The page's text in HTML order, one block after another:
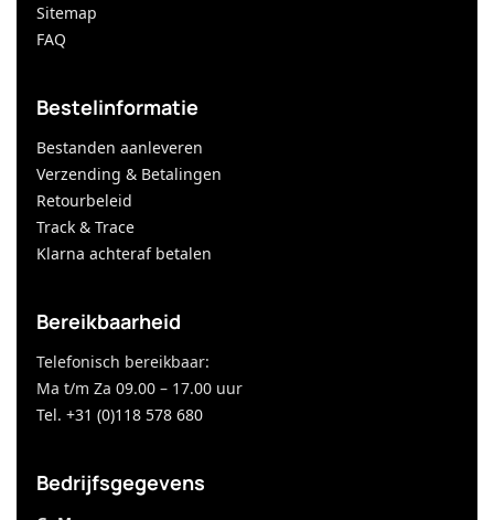
Sitemap
FAQ
Bestelinformatie
Bestanden aanleveren
Verzending & Betalingen
Retourbeleid
Track & Trace
Klarna achteraf betalen
Bereikbaarheid
Telefonisch bereikbaar:
Ma t/m Za 09.00 – 17.00 uur
Tel. +31 (0)118 578 680
Bedrijfsgegevens